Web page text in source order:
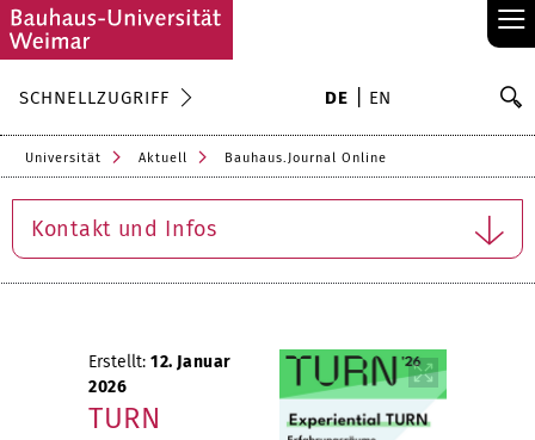
≡
SCHNELLZUGRIFF DE EN
Universität Aktuell Bauhaus.Journal Online
Kontakt und Infos
Erstellt: 12. Januar
2026
TURN